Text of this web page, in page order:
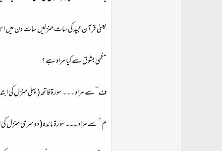
یعنی قرآن مجید کی سات منزلیں سات دن
“ فمی بشوق سے کیا مراد ہے ؟
ف “ سے مراد ۔۔۔ سورۃ فاتحہ ( پہلی منزل کی
م “ سے مراد ۔۔۔ سورة مائدہ ( دوسری منزل کی